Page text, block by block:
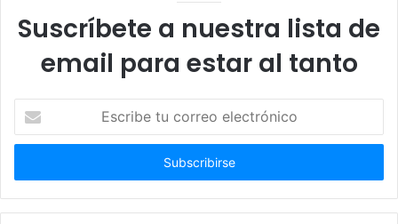
Suscríbete a nuestra lista de
email para estar al tanto
correo